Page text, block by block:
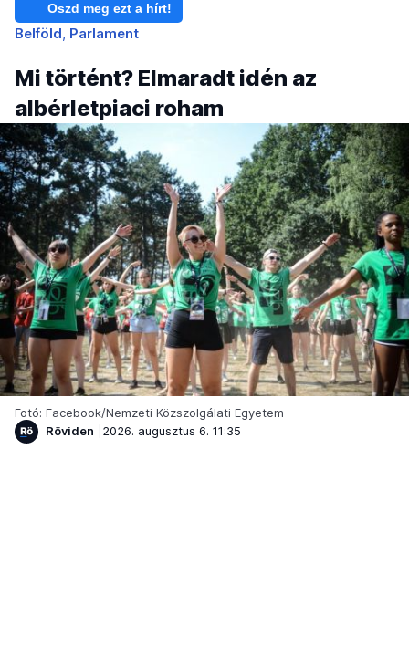
Oszd meg ezt a hírt!
Belföld Parlament
Mi történt? Elmaradt idén az
albérletpiaci roham
Fotó: Facebook/Nemzeti Közszolgálati Egyetem
Röviden
2026. augusztus 6. 11:35